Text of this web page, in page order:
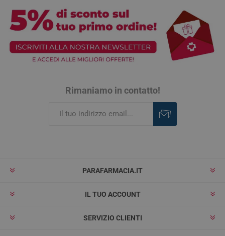
Rimaniamo in contatto!
PARAFARMACIA.IT
IL TUO ACCOUNT
SERVIZIO CLIENTI